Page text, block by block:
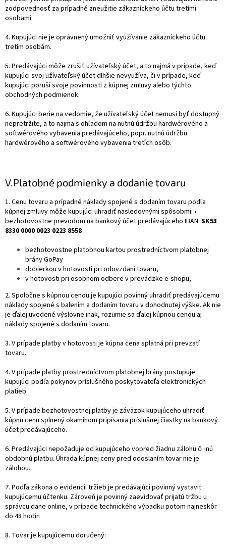
zodpovednosť za prípadné zneužitie zákazníckeho účtu tretími
osobami.
4. Kupujúci nie je oprávnený umožniť využívanie zákazníckeho účtu
tretím osobám.
5. Predávajúci môže zrušiť užívateľský účet, a to najmä v prípade, keď
kupujúci svoj užívateľský účet dlhšie nevyužíva, či v prípade, keď
kupujúci poruší svoje povinnosti z kúpnej zmluvy alebo týchto
obchodných podmienok.
6. Kupujúci berie na vedomie, že užívateľský účet nemusí byť dostupný
nepretržite, a to najmä s ohľadom na nutnú údržbu hardwérového a
softwérového vybavenia predávajúceho, popr. nutnú údržbu
hardwérového a softwérového vybavenia tretích osôb.
V.Platobné podmienky a dodanie tovaru
1. Cenu tovaru a prípadné náklady spojené s dodaním tovaru podľa
kúpnej zmluvy môže kupujúci uhradiť nasledovnými spôsobmi: •
bezhotovostne prevodom na bankový účet predávajúceho IBAN: SK53
8330 0000 0023 0223 8558
bezhotovostne platobnou kartou prostredníctvom platobnej
brány GoPay
dobierkou v hotovosti pri odovzdaní tovaru,
v hotovosti pri osobnom odbere v prevádzke e-shopu,
2. Spoločne s kúpnou cenou je kupujúci povinný uhradiť predávajúcemu
náklady spojené s balením a dodaním tovaru v dohodnutej výške. Ak nie
je ďalej uvedené výslovne inak, rozumie sa ďalej kúpnou cenou aj
náklady spojené s dodaním tovaru.
3. V prípade platby v hotovosti je kúpna cena splatná pri prevzatí
tovaru.
4. V prípade platby prostredníctvom platobnej brány postupuje
kupujúci podľa pokynov príslušného poskytovateľa elektronických
platieb.
5. V prípade bezhotovostnej platby je záväzok kupujúceho uhradiť
kúpnu cenu splnený okamihom pripísania príslušnej čiastky na bankový
účet predávajúceho.
6. Predávajúci nepožaduje od kupujúceho vopred žiadnu zálohu či inú
obdobnú platbu. Úhrada kúpnej ceny pred odoslaním tovar nie je
zálohou.
7. Podľa zákona o evidencii tržieb je predávajúci povinný vystaviť
kupujúcemu účtenku. Zároveň je povinný zaevidovať prijatú tržbu u
správcu dane online, v prípade technického výpadku potom najneskôr
do 48 hodín
8. Tovar je kupujúcemu doručený: